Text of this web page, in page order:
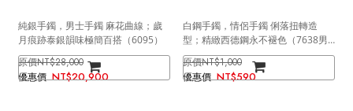
純銀手鐲，男士手鐲 麻花曲線；歲
月痕跡泰銀韻味極簡百搭（6095）
NT$28,000
NT$20,900
白鋼手鐲，情侶手鐲 俐落扭轉造
型；精緻西德鋼永不褪色（7638男
款）
NT$1,000
NT$590